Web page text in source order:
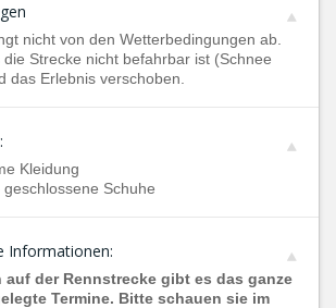
nicht von den Wetterbedingungen ab.
Strecke nicht befahrbar ist (Schnee
das Erlebnis verschoben.
Kleidung
geschlossene Schuhe
Informationen:
auf der Rennstrecke gibt es das ganze
Termine. Bitte schauen sie im